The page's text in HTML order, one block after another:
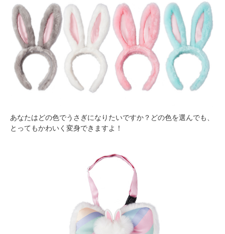
あなたはどの色でうさぎになりたいですか？どの色を選んでも、
とってもかわいく変身できますよ！